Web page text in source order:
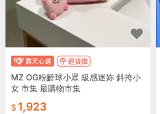
MZ OG粉齡球小眾 級感迷妳 斜挎小
女 市集 最購物市集
1,923